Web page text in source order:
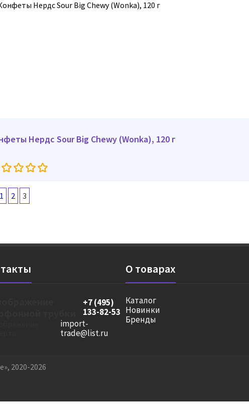
Нердс Sour Big Chewy (Wonka), 120 г
2 3
+7 (495)
133-82-53
import-
trade@list.ru
О товарах
Каталог
Новинки
Бренды
2020-2026